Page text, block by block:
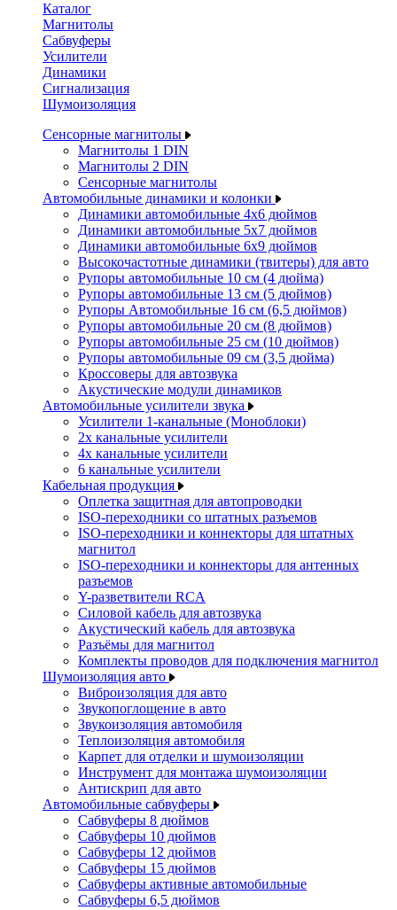
Каталог
Магнитолы
Сабвуферы
Усилители
Динамики
Сигнализация
Шумоизоляция
Сенсорные магнитолы
Магнитолы 1 DIN
Магнитолы 2 DIN
Сенсорные магнитолы
Автомобильные динамики и колонки
Динамики автомобильные 4x6 дюймов
Динамики автомобильные 5x7 дюймов
Динамики автомобильные 6x9 дюймов
Высокочастотные динамики (твитеры) для авто
Рупоры автомобильные 10 см (4 дюйма)
Рупоры автомобильные 13 см (5 дюймов)
Рупоры Автомобильные 16 см (6,5 дюймов)
Рупоры автомобильные 20 см (8 дюймов)
Рупоры автомобильные 25 см (10 дюймов)
Рупоры автомобильные 09 см (3,5 дюйма)
Кроссоверы для автозвука
Акустические модули динамиков
Автомобильные усилители звука
Усилители 1-канальные (Моноблоки)
2х канальные усилители
4х канальные усилители
6 канальные усилители
Кабельная продукция
Оплетка защитная для автопроводки
ISO-переходники со штатных разъемов
ISO-переходники и коннекторы для штатных
магнитол
ISO-переходники и коннекторы для антенных
разъемов
Y-разветвители RCA
Силовой кабель для автозвука
Акустический кабель для автозвука
Разъёмы для магнитол
Комплекты проводов для подключения магнитол
Шумоизоляция авто
Виброизоляция для авто
Звукопоглощение в авто
Звукоизоляция автомобиля
Теплоизоляция автомобиля
Карпет для отделки и шумоизоляции
Инструмент для монтажа шумоизоляции
Антискрип для авто
Автомобильные сабвуферы
Сабвуферы 8 дюймов
Сабвуферы 10 дюймов
Сабвуферы 12 дюймов
Сабвуферы 15 дюймов
Сабвуферы активные автомобильные
Сабвуферы 6,5 дюймов